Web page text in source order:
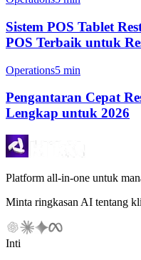
Sistem POS Tablet
POS Terbaik untuk
Operations5 min
Pengantaran Cepat
Lengkap untuk 2026
Platform all-in-one untuk
Minta ringkasan AI tentang
Inti